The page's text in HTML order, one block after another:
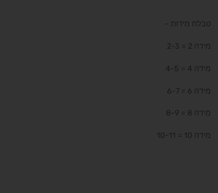
טבלת מידות –
מידה 2 = 2-3
מידה 4 = 4-5
מידה 6 = 6-7
מידה 8 = 8-9
מידה 10 = 10-11